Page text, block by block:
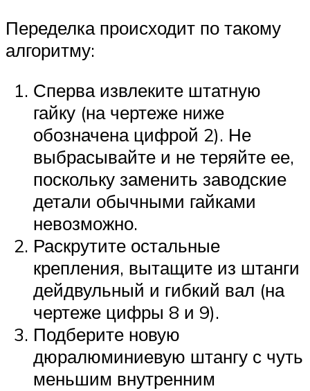
Переделка происходит по такому
алгоритму:
Сперва извлеките штатную
гайку (на чертеже ниже
обозначена цифрой 2). Не
выбрасывайте и не теряйте ее,
поскольку заменить заводские
детали обычными гайками
невозможно.
Раскрутите остальные
крепления, вытащите из штанги
дейдвульный и гибкий вал (на
чертеже цифры 8 и 9).
Подберите новую
дюралюминиевую штангу с чуть
меньшим внутренним